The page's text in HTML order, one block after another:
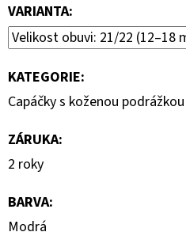
VARIANTA:
KATEGORIE:
Capáčky s koženou podrážkou
ZÁRUKA:
2 roky
BARVA:
Modrá